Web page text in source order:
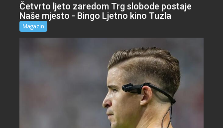
Četvrto ljeto zaredom Trg slobode postaje
Naše mjesto - Bingo Ljetno kino Tuzla
Magazin